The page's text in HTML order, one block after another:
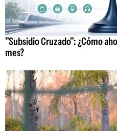
"Subsidio Cruzado": ¿Cómo
mes?